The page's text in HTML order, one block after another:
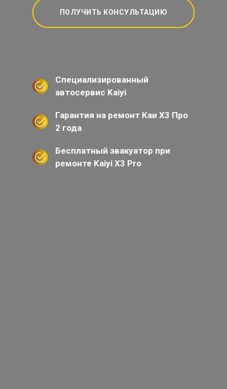
ПОЛУЧИТЬ КОНСУЛЬТАЦИЮ
Специализированный
автосервис Kaiyi
Гарантия на ремонт Каи Х3 Про
2 года
Бесплатный эвакуатор при
ремонте Kaiyi X3 Pro